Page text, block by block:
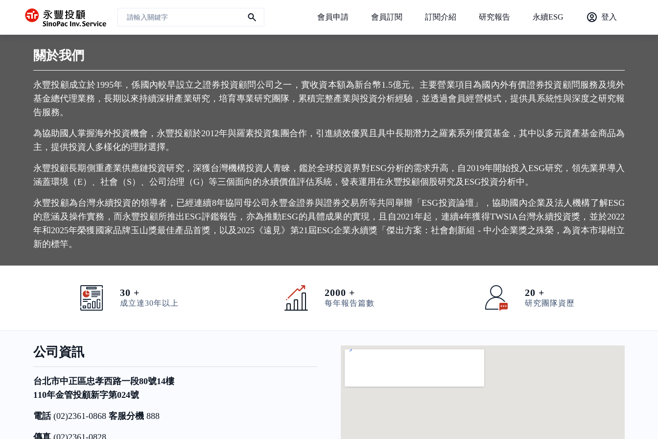
會員申請 會員訂閱 訂閱介紹 研究報告 永續ESG 登入
關於我們
永豐投顧成立於1995年，係國內較早設立之證券投資顧問公司之一，實收資本額為新台幣1.5億元。主要營業項目為國內外有價證券投資顧問服務及境外
基金總代理業務，長期以來持續深耕產業研究，培育專業研究團隊，累積完整產業與投資分析經驗，並透過會員經營模式，提供具系統性與深度之研究報
告服務。
為協助國人掌握海外投資機會，永豐投顧於2012年與羅素投資集團合作，引進績效優異且具中長期潛力之羅素系列優質基金，其中以多元資產基金商品為
主，提供投資人多樣化的理財選擇。
永豐投顧長期側重產業供應鏈投資研究，深獲台灣機構投資人青睞，鑑於全球投資界對ESG分析的需求升高，自2019年開始投入ESG研究，領先業界導入
涵蓋環境（E）、社會（S）、公司治理（G）等三個面向的永續價值評估系統，發表運用在永豐投顧個股研究及ESG投資分析中。
永豐投顧為台灣永續投資的領導者，已經連續8年協同母公司永豐金證券與證券交易所等共同舉辦「ESG投資論壇」，協助國內企業及法人機構了解ESG
的意涵及操作實務，而永豐投顧所推出ESG評鑑報告，亦為推動ESG的具體成果的實現，且自2021年起，連續4年獲得TWSIA台灣永續投資獎，並於2022
年和2025年榮獲國家品牌玉山獎最佳產品首獎，以及2025《遠見》第21屆ESG企業永續獎「傑出方案：社會創新組 - 中小企業獎之殊榮，為資本市場樹立
新的標竿。
30 +
成立達30年以上
2000 +
每年報告篇數
20 +
研究團隊資歷
公司資訊
台北市中正區忠孝西路一段80號14樓
110年金管投顧新字第024號
電話 (02)2361-0868 客服分機 888
傳真 (02)2361-0828